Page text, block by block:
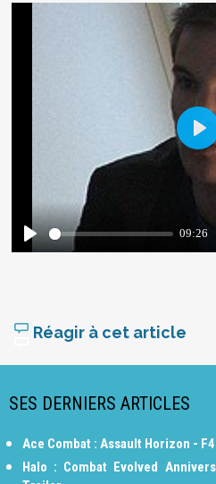
Réagir à cet article
SES DERNIERS ARTICLES
Ace Combat : Assault Horizon -
Halo : Combat Evolved